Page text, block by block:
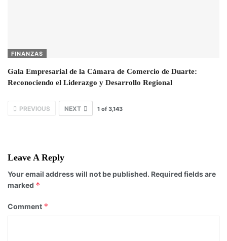
FINANZAS
Gala Empresarial de la Cámara de Comercio de Duarte:
Reconociendo el Liderazgo y Desarrollo Regional
PREVIOUS NEXT 1 of 3,143
Leave A Reply
Your email address will not be published. Required fields are
marked *
Comment *